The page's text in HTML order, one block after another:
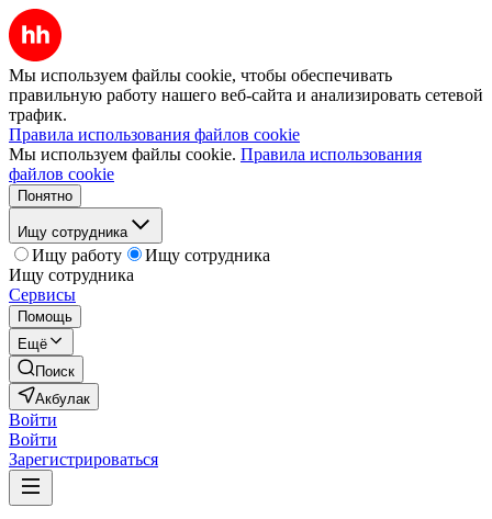
Мы используем файлы cookie, чтобы обеспечивать
правильную работу нашего веб-сайта и анализировать сетевой
трафик.
Правила использования файлов cookie
Мы используем файлы cookie. Правила использования
файлов cookie
Понятно
Ищу сотрудника
Ищу работу
Ищу сотрудника
Ищу сотрудника
Сервисы
Помощь
Ещё
Поиск
Акбулак
Войти
Войти
Зарегистрироваться